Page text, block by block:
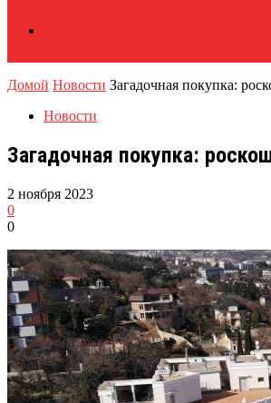
Домой Новости Загадочная покупка:
Новости
Загадочная покупка:
2 ноября 2023
0
0